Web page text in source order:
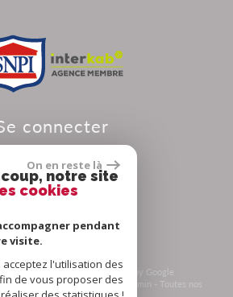
se connecter
réservés | Traduction powered by Google
- Nos honoraires-Liens- Admin - Toutes nos
On en reste là
notre site
cookies
pendant
visite.
l'utilisation des
de vous proposer des